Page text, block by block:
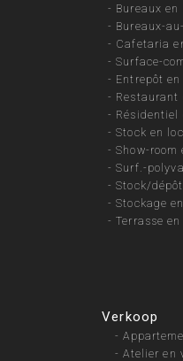
- Bureaux en
- Bureaux-
- Cafetaria
-Surface-
- Entrepôt
- Restaurant
- Résidentiel
-Stock en
-Show-room
-Surf.-
-Stock/
-Stockage
-Terrasse
Verkoop
-
-Atelier en